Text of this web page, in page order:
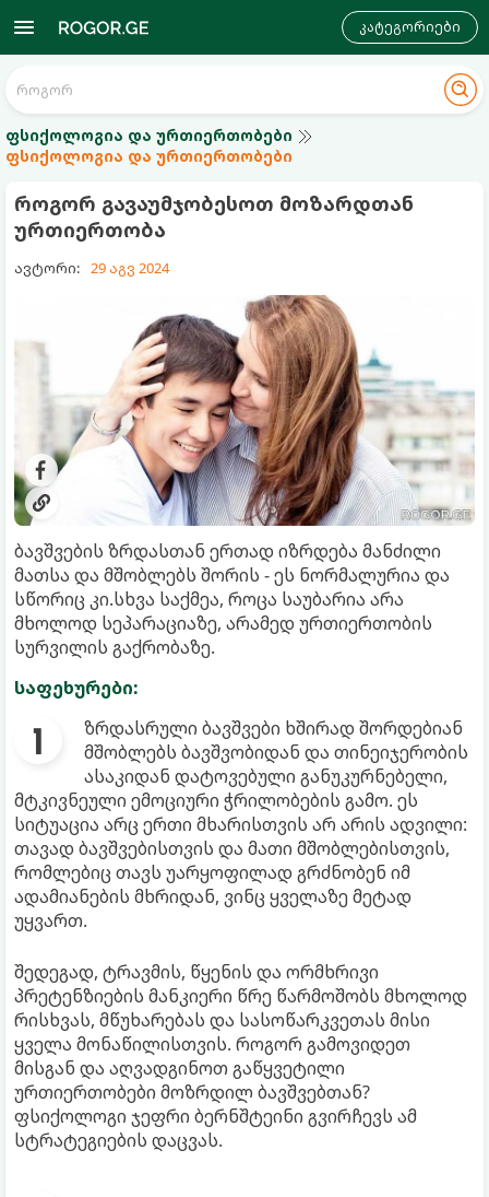
კატეგორიები
ფსიქოლოგია და ურთიერთობები
ფსიქოლოგია და ურთიერთობები
როგორ გავაუმჯობესოთ მოზარდთან
ურთიერთობა
ავტორი: 29 აგვ 2024
ბავშვების ზრდასთან ერთად იზრდება მანძილი
მათსა და მშობლებს შორის - ეს ნორმალურია და
სწორიც კი.სხვა საქმეა, როცა საუბარია არა
მხოლოდ სეპარაციაზე, არამედ ურთიერთობის
სურვილის გაქრობაზე.
საფეხურები:
ზრდასრული ბავშვები ხშირად შორდებიან
მშობლებს ბავშვობიდან და თინეიჯერობის
ასაკიდან დატოვებული განუკურნებელი,
მტკივნეული ემოციური ჭრილობების გამო. ეს
სიტუაცია არც ერთი მხარისთვის არ არის ადვილი:
თავად ბავშვებისთვის და მათი მშობლებისთვის,
რომლებიც თავს უარყოფილად გრძნობენ იმ
ადამიანების მხრიდან, ვინც ყველაზე მეტად
უყვართ.
შედეგად, ტრავმის, წყენის და ორმხრივი
პრეტენზიების მანკიერი წრე წარმოშობს მხოლოდ
რისხვას, მწუხარებას და სასოწარკვეთას მისი
ყველა მონაწილისთვის. როგორ გამოვიდეთ
მისგან და აღვადგინოთ გაწყვეტილი
ურთიერთობები მოზრდილ ბავშვებთან?
ფსიქოლოგი ჯეფრი ბერნშტეინი გვირჩევს ამ
სტრატეგიების დაცვას.